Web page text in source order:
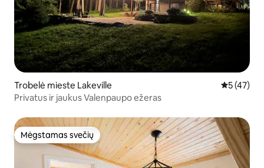
Trobelė mieste Lakeville Vidutinis
5 (47)
Privatus ir jaukus Valenpaupo ežeras
Mėgstamas svečių
Mėgstamas svečių